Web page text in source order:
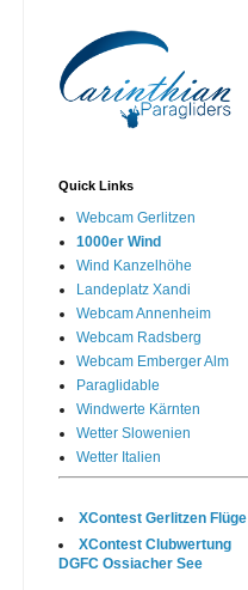
Quick Links
Webcam Gerlitzen
1000er Wind
Wind Kanzelhöhe
Landeplatz Xandi
Webcam Annenheim
Webcam Radsberg
Webcam Emberger Alm
Paraglidable
Windwerte Kärnten
Wetter Slowenien
Wetter Italien
XContest Gerlitzen Flüge
XContest Clubwertung
DGFC Ossiacher See